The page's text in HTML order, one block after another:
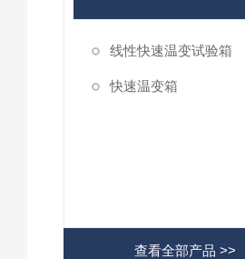
线性快速温变试验箱
快速温变箱
查看全部产品 >>